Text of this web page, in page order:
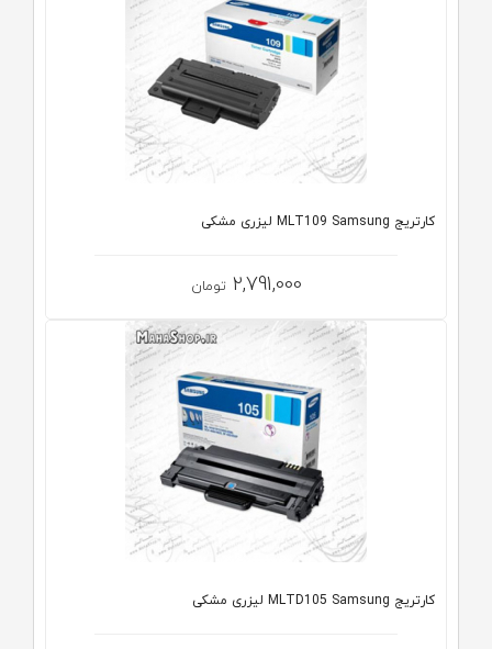
کارتریج MLT109 Samsung لیزری مشکی
2,791,000 تومان
کارتریج MLTD105 Samsung لیزری مشکی